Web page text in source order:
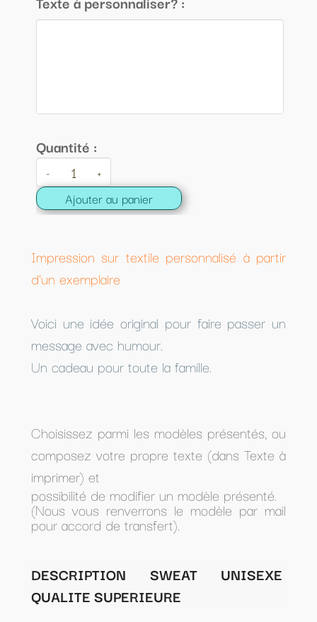
Quantité :
- +
Ajouter au panier
Impression sur textile personnalisé à partir
d'un exemplaire
Voici une idée original pour faire passer un
message avec humour.
Un cadeau pour toute la famille.
Choisissez parmi les modèles présentés, ou
composez votre propre texte (dans Texte à
imprimer) et
possibilité de modifier un modèle présenté.
(Nous vous renverrons le modèle par mail
pour accord de transfert).
DESCRIPTION SWEAT UNISEXE
QUALITE SUPERIEURE